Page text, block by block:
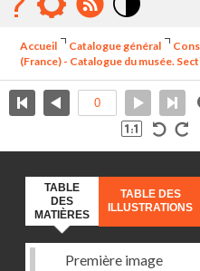
élévé
Accueil Catalogue général
(France) - Catalogue du musée.
TABLE
DES
MATIÈRES
TABLE DES
ILLUSTRATIONS
Première image